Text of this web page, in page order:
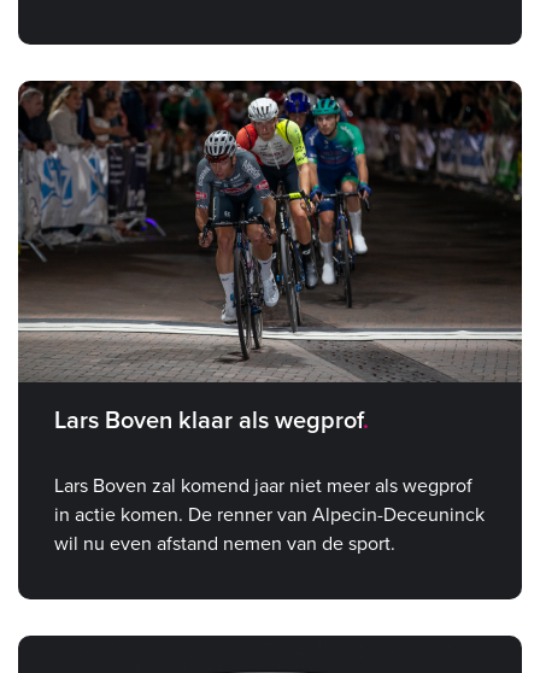
Lars Boven klaar als wegprof
Lars Boven zal komend jaar niet meer als wegprof
in actie komen. De renner van Alpecin-Deceuninck
wil nu even afstand nemen van de sport.